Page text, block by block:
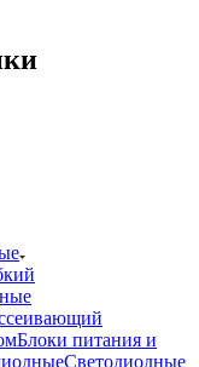
Блоки питания и
Светодиодные